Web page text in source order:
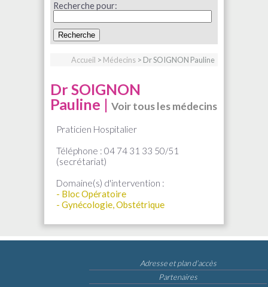
Recherche pour:
Accueil > Médecins > Dr SOIGNON Pauline
Dr SOIGNON
Pauline | Voir tous les médecins
Praticien Hospitalier
Téléphone : 04 74 31 33 50/51
(secrétariat)
Domaine(s) d'intervention :
- Bloc Opératoire
- Gynécologie, Obstétrique
Adresse et plan d’accès
Partenaires